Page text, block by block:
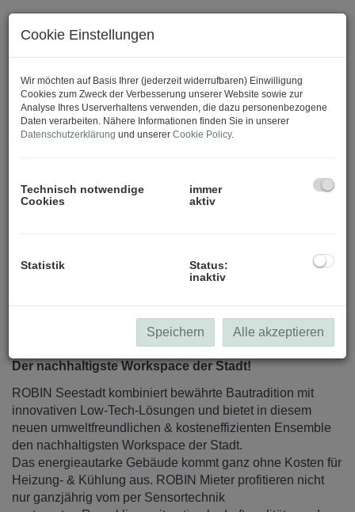
Beschreibung
ROBIN - Inspired by Nature.
Der nachhaltigste Workspace der Stadt!
ROBIN Seestadt kombiniert bewährte Bautradition mit
innovativen Low-Tech-Lösungen und bietet in diesem
neuen umweltfreundlichen & kosteneffizienten Ensemble
den nachhaltigsten Workspace der Stadt.
Das energieautarke Gebäude kommt ganz ohne Kosten für
Heizung- & Kühlung aus. ROBIN Mieter profitieren nicht
nur ganzjährig vom per Sensortechnik
Cookie Einstellungen
Wir möchten auf Basis Ihrer (jederzeit widerrufbaren) Einwilligung
Cookies zum Zweck der Verbesserung unserer Website sowie zur
Analyse Ihres Userverhaltens verwenden, die dazu personenbezogene
Daten verarbeiten. Nähere Informationen finden Sie in unserer
Datenschutzerklärung und unserer Cookie Policy.
Technisch notwendige
Cookies
immer
aktiv
Statistik
Status:
inaktiv
Speichern Alle akzeptieren